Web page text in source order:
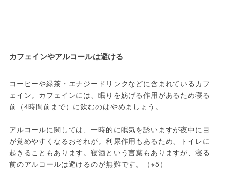
カフェインやアルコールは避ける
コーヒーや緑茶・エナジードリンクなどに含まれているカフ
ェイン。カフェインには、眠りを妨げる作用があるため寝る
前（4時間前まで）に飲むのはやめましょう。
アルコールに関しては、一時的に眠気を誘いますが夜中に目
が覚めやすくなるおそれが。利尿作用もあるため、トイレに
起きることもあります。寝酒という言葉もありますが、寝る
前のアルコールは避けるのが無難です。（※5）